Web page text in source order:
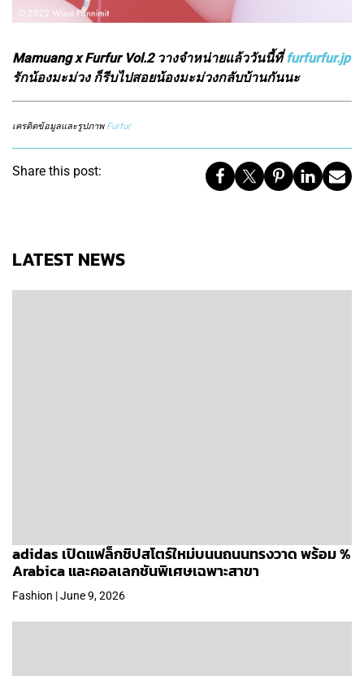
Mamuang x Furfur Vol.2 วางจำหน่ายแล้ววันนี้ที่furfurfur.jp
รักน้องมะม่วง ก็รีบไปสอยน้องมะม่วงกลับบ้านกันนะ
เครดิตข้อมูลและรูปภาพ Furfur
Share this post:
LATEST NEWS
adidas เปิดแฟล็กชิปสโตร์ใหม่บนนถนนทรงวาด พร้อม %
Arabica และคอลเลกชันพิเศษเฉพาะสาขา
Fashion | June 9, 2026